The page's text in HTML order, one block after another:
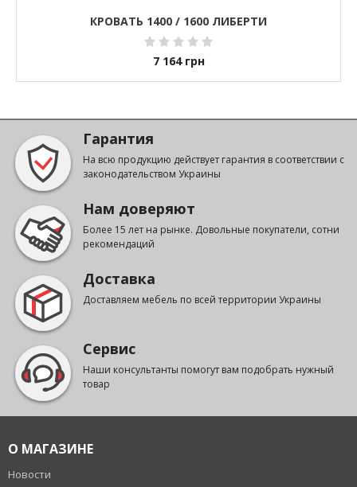
КРОВАТЬ 1400 / 1600 ЛИБЕРТИ
7 164 грн
Гарантия
На всю продукцию действует гарантия в соответствии с
законодательством Украины
Нам доверяют
Более 15 лет на рынке. Довольные покупатели, сотни
рекомендаций
Доставка
Доставляем мебель по всей территории Украины
Сервис
Наши консультанты помогут вам подобрать нужный
товар
О МАГАЗИНЕ
Новости